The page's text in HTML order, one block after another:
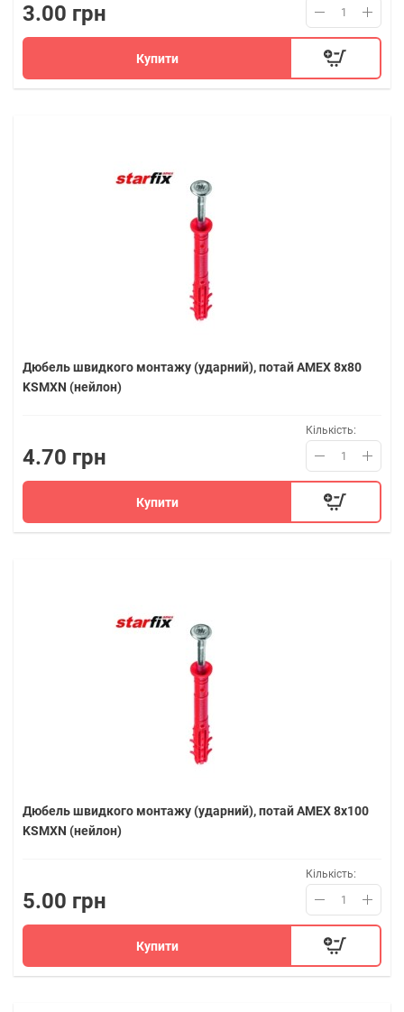
3.00 грн
Купити
Дюбель швидкого монтажу (ударний), потай AMEX 8х80
KSMXN (нейлон)
4.70 грн
Кількість:
Купити
Дюбель швидкого монтажу (ударний), потай AMEX 8х100
KSMXN (нейлон)
5.00 грн
Кількість:
Купити